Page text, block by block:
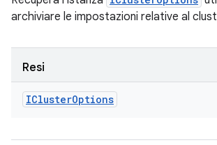
archiviare le impostazioni relative al
Resi
IClusterOptions